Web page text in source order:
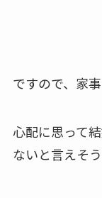
ですので、家
心配に思って
ないと言えそう